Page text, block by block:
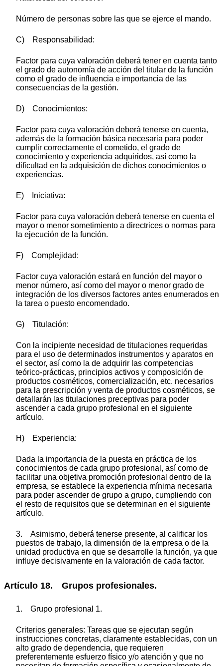
Número de personas sobre las que se ejerce el mando.
C) Responsabilidad:
Factor para cuya valoración deberá tener en cuenta tanto
el grado de autonomía de acción del titular de la función
como el grado de influencia e importancia de las
consecuencias de la gestión.
D) Conocimientos:
Factor para cuya valoración deberá tenerse en cuenta,
además de la formación básica necesaria para poder
cumplir correctamente el cometido, el grado de
conocimiento y experiencia adquiridos, así como la
dificultad en la adquisición de dichos conocimientos o
experiencias.
E) Iniciativa:
Factor para cuya valoración deberá tenerse en cuenta el
mayor o menor sometimiento a directrices o normas para
la ejecución de la función.
F) Complejidad:
Factor cuya valoración estará en función del mayor o
menor número, así como del mayor o menor grado de
integración de los diversos factores antes enumerados en
la tarea o puesto encomendado.
G) Titulación:
Con la incipiente necesidad de titulaciones requeridas
para el uso de determinados instrumentos y aparatos en
el sector, así como la de adquirir las competencias
teórico-prácticas, principios activos y composición de
productos cosméticos, comercialización, etc. necesarios
para la prescripción y venta de productos cosméticos, se
detallarán las titulaciones preceptivas para poder
ascender a cada grupo profesional en el siguiente
artículo.
H) Experiencia:
Dada la importancia de la puesta en práctica de los
conocimientos de cada grupo profesional, así como de
facilitar una objetiva promoción profesional dentro de la
empresa, se establece la experiencia mínima necesaria
para poder ascender de grupo a grupo, cumpliendo con
el resto de requisitos que se determinan en el siguiente
artículo.
3. Asimismo, deberá tenerse presente, al calificar los
puestos de trabajo, la dimensión de la empresa o de la
unidad productiva en que se desarrolle la función, ya que
influye decisivamente en la valoración de cada factor.
Artículo 18. Grupos profesionales.
1. Grupo profesional 1.
Criterios generales: Tareas que se ejecutan según
instrucciones concretas, claramente establecidas, con un
alto grado de dependencia, que requieren
preferentemente esfuerzo físico y/o atención y que no